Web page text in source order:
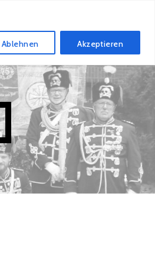
Ablehnen Akzeptieren